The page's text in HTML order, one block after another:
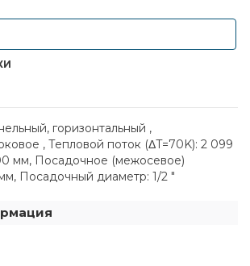
горизонтальный ,
, Тепловой поток (ΔT=70K): 2 099
мм, Посадочное (межосевое)
Посадочный диаметр: 1/2 "